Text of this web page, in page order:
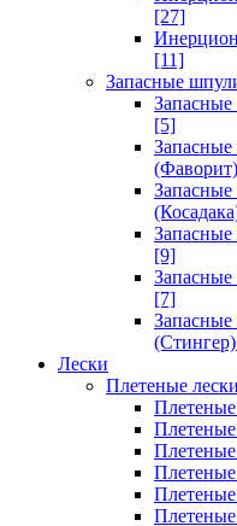
[27]
[11]
Запасные
[5]
(Фаворит)
Запасные
[9]
[7]
(Стингер)
Лески
Плетеные